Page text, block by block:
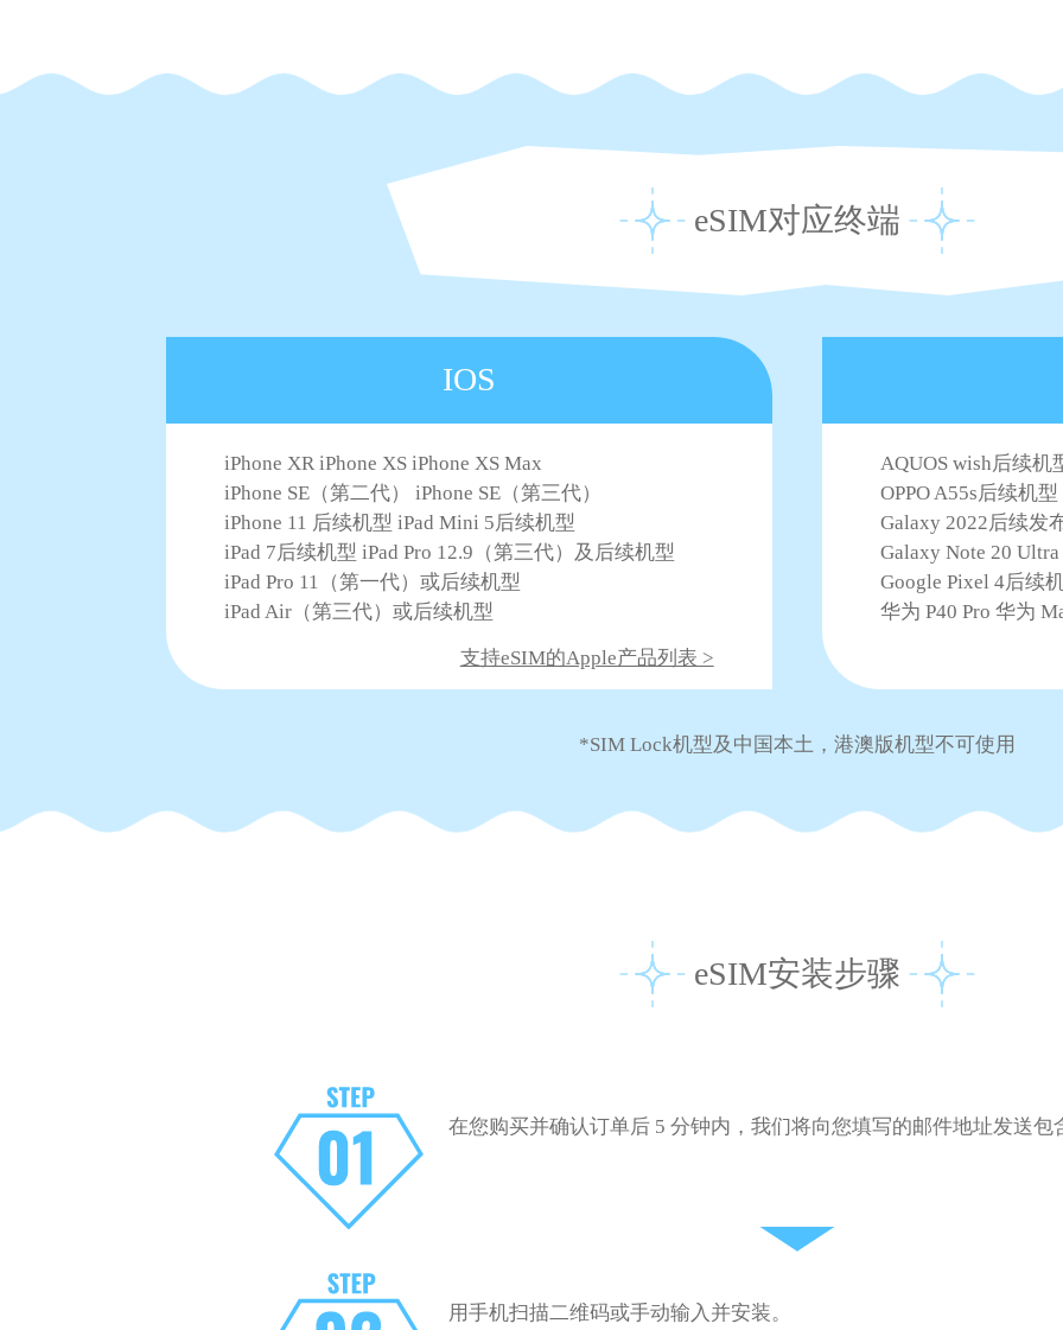
eSIM对应终端
IOS
iPhone XR iPhone XS iPhone XS Max
iPhone SE（第二代） iPhone SE（第三代）
iPhone 11 后续机型 iPad Mini 5后续机型
iPad 7后续机型 iPad Pro 12.9（第三代）及后续机型
iPad Pro 11（第一代）或后续机型
iPad Air（第三代）或后续机型
支持eSIM的Apple产品列表 >
AQUOS wish后续机
OPPO A55s后续机型
Galaxy 2022后续发
Galaxy Note 20
Google Pixel 4后续
华为 P40 Pro 华为
*SIM Lock机型及中国本土，港澳版机型不可使用
eSIM安装步骤
在您购买并确认订单后 5 分钟内，我们将向您填写的邮件地址发送包
用手机扫描二维码或手动输入并安装。